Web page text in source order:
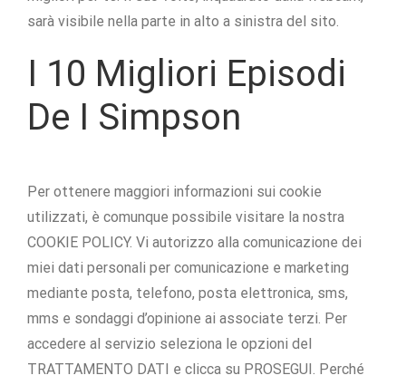
sarà visibile nella parte in alto a sinistra del sito.
I 10 Migliori Episodi
De I Simpson
Per ottenere maggiori informazioni sui cookie
utilizzati, è comunque possibile visitare la nostra
COOKIE POLICY. Vi autorizzo alla comunicazione dei
miei dati personali per comunicazione e marketing
mediante posta, telefono, posta elettronica, sms,
mms e sondaggi d’opinione ai associate terzi. Per
accedere al servizio seleziona le opzioni del
TRATTAMENTO DATI e clicca su PROSEGUI. Perché